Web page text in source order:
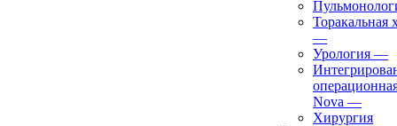
Торакальная
—
Урология —
Nova —
Хирургия